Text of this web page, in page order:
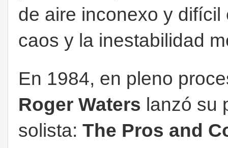
de aire inconexo y
caos y la inestabilidad
En 1984, en pleno
Roger Waters lanzó su
solista: The Pros and